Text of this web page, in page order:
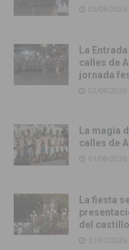
03/08/2026
La
calles de
jornada
02/08/2026
La magia
calles de
01/08/2026
La fiesta
del castillo
31/07/2026